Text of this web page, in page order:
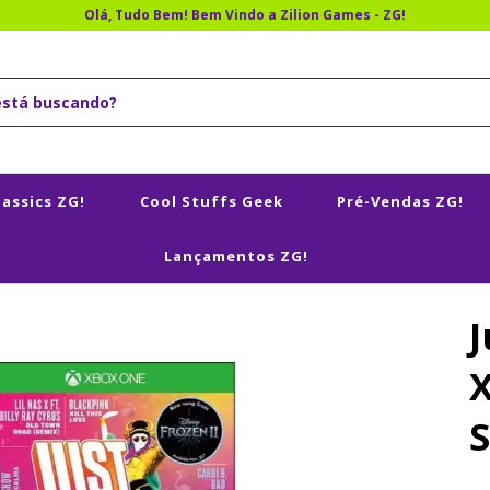
Olá, Tudo Bem! Bem Vindo a Zilion Games - ZG!
ZG! Cool Stuffs Geek Pré-Vendas ZG!
Lançamentos ZG!